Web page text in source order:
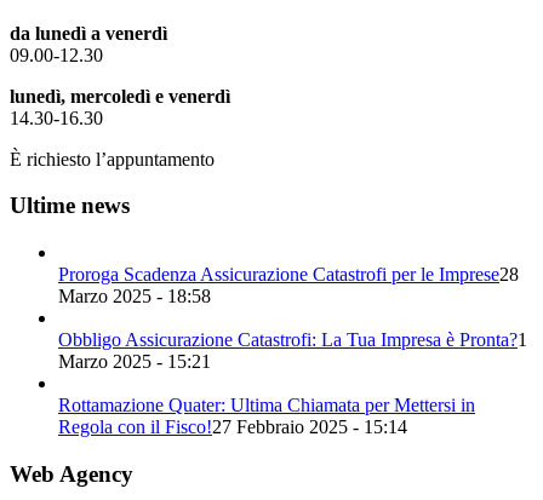
da lunedì a venerdì
09.00-12.30
lunedì, mercoledì e venerdì
14.30-16.30
È richiesto l’appuntamento
Ultime news
Proroga Scadenza Assicurazione Catastrofi per le Imprese28
Marzo 2025 - 18:58
Obbligo Assicurazione Catastrofi: La Tua Impresa è Pronta?1
Marzo 2025 - 15:21
Rottamazione Quater: Ultima Chiamata per Mettersi in
Regola con il Fisco!27 Febbraio 2025 - 15:14
Web Agency